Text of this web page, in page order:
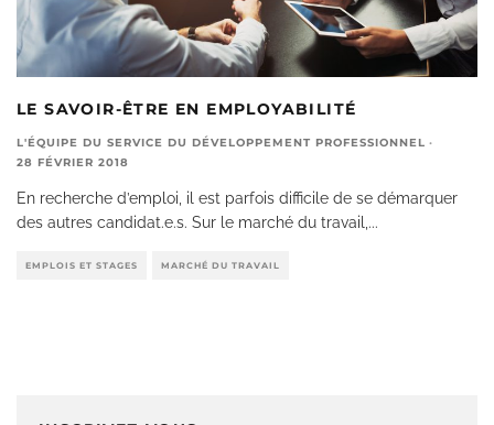
LE SAVOIR-ÊTRE EN EMPLOYABILITÉ
L'ÉQUIPE DU SERVICE DU DÉVELOPPEMENT PROFESSIONNEL ·
28 FÉVRIER 2018
En recherche d’emploi, il est parfois difficile de se démarquer
des autres candidat.e.s. Sur le marché du travail,...
EMPLOIS ET STAGES MARCHÉ DU TRAVAIL